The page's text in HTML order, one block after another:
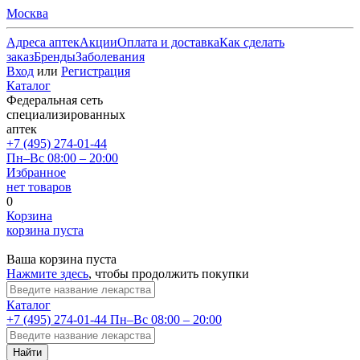
Москва
Адреса аптекАкцииОплата и доставкаКак сделать
заказБрендыЗаболевания
Вход или Регистрация
Каталог
Федеральная сеть
специализированных
аптек
+7 (495) 274-01-44
Пн–Вс 08:00 – 20:00
Избранное
нет товаров
0
Корзина
корзина пуста
Ваша корзина пуста
Нажмите здесь, чтобы продолжить покупки
Каталог
+7 (495) 274-01-44 Пн–Вс 08:00 – 20:00
Найти